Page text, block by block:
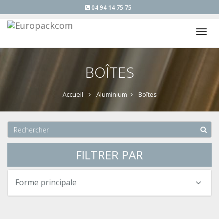
04 94 14 75 75
BOÎTES
Accueil Aluminium Boîtes
FILTRER PAR
Forme principale